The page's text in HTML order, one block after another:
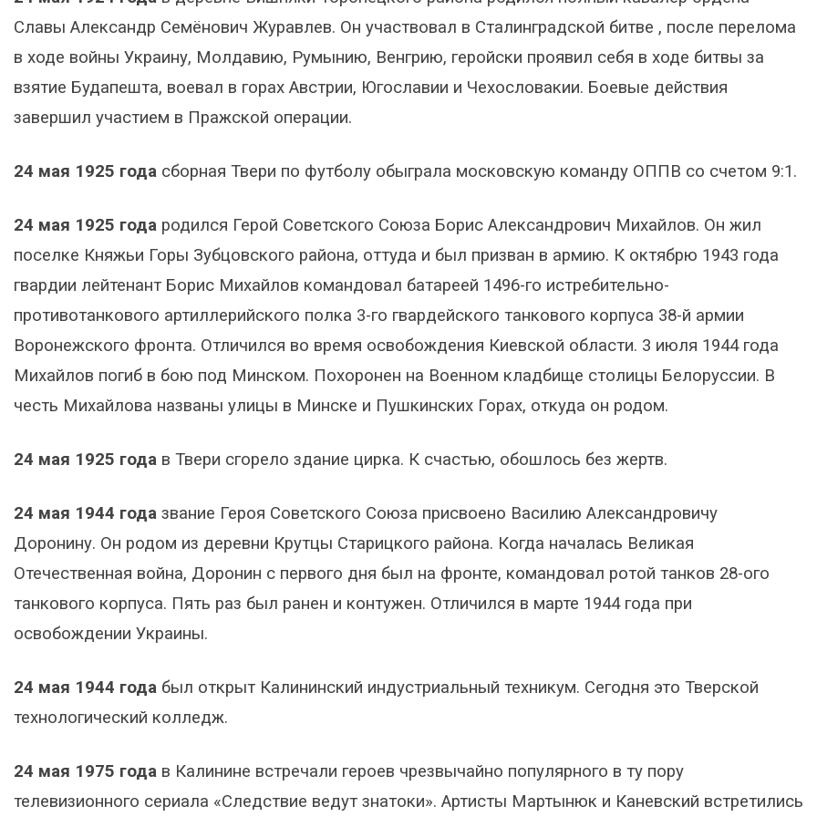
Славы Александр Семёнович Журавлев. Он участвовал в Сталинградской битве , после перелома
в ходе войны Украину, Молдавию, Румынию, Венгрию, геройски проявил себя в ходе битвы за
взятие Будапешта, воевал в горах Австрии, Югославии и Чехословакии. Боевые действия
завершил участием в Пражской операции.
24 мая 1925 года сборная Твери по футболу обыграла московскую команду ОППВ со счетом 9:1.
24 мая 1925 года родился Герой Советского Союза Борис Александрович Михайлов. Он жил
поселке Княжьи Горы Зубцовского района, оттуда и был призван в армию. К октябрю 1943 года
гвардии лейтенант Борис Михайлов командовал батареей 1496-го истребительно-
противотанкового артиллерийского полка 3-го гвардейского танкового корпуса 38-й армии
Воронежского фронта. Отличился во время освобождения Киевской области. 3 июля 1944 года
Михайлов погиб в бою под Минском. Похоронен на Военном кладбище столицы Белоруссии. В
честь Михайлова названы улицы в Минске и Пушкинских Горах, откуда он родом.
24 мая 1925 года в Твери сгорело здание цирка. К счастью, обошлось без жертв.
24 мая 1944 года звание Героя Советского Союза присвоено Василию Александровичу
Доронину. Он родом из деревни Крутцы Старицкого района. Когда началась Великая
Отечественная война, Доронин с первого дня был на фронте, командовал ротой танков 28-ого
танкового корпуса. Пять раз был ранен и контужен. Отличился в марте 1944 года при
освобождении Украины.
24 мая 1944 года был открыт Калининский индустриальный техникум. Сегодня это Тверской
технологический колледж.
24 мая 1975 года в Калинине встречали героев чрезвычайно популярного в ту пору
телевизионного сериала «Следствие ведут знатоки». Артисты Мартынюк и Каневский встретились